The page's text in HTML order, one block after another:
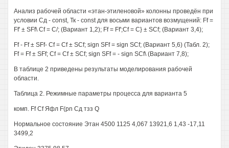
Анализ рабочей области «этан-этиленовой» колонны проведён при
условии Сд - const, Тк - const для восьми вариантов возмущений: Ff =
Ff' ± SFf\ Cf = С/; (Вариант 1,2); Ff = Ff';Cf = С} ± SCf; (Вариант 3,4);
Ff - Ff ± SFf- Cf = Cf ± SCf; sign SFf = sign SCf; (Вариант 5,6) (Табл. 2);
Ff = Ff ± SFf; Cf = Cf ± SCf; sign SFf = - sign SCf\ (Вариант 7,8);
В таблице 2 приведены результаты моделирования рабочей
области.
Таблица 2. Режимные параметры процесса для варианта 5
комп. Ff Cf Яфл F(pn Сд тзз Q
Нормальное состояние Этан 4500 1125 4,067 13921,6 1,43 -17,11
3499,2